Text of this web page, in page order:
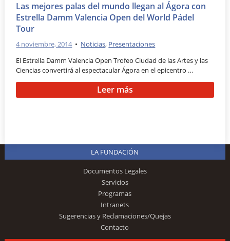
Las mejores palas del mundo llegan al Ágora con
Estrella Damm Valencia Open del World Pádel
Tour
4 noviembre, 2014 • Noticias, Presentaciones
El Estrella Damm Valencia Open Trofeo Ciudad de las Artes y las
Ciencias convertirá al espectacular Ágora en el epicentro …
Leer más
LA FUNDACIÓN
Documentos Legales
Servicios
Programas
Intranets
Sugerencias y Reclamaciones/Quejas
Contacto